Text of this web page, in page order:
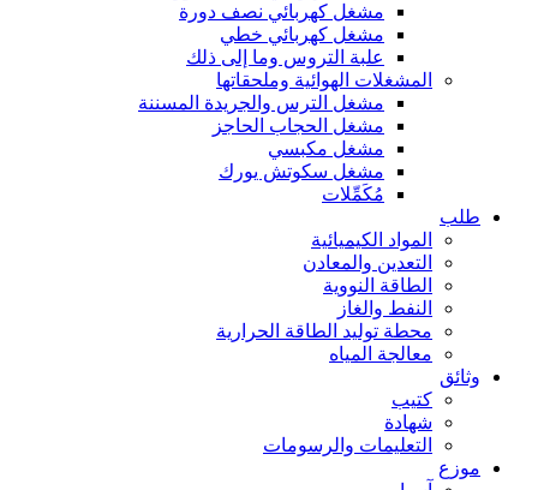
مشغل كهربائي نصف دورة
مشغل كهربائي خطي
علبة التروس وما إلى ذلك
المشغلات الهوائية وملحقاتها
مشغل الترس والجريدة المسننة
مشغل الحجاب الحاجز
مشغل مكبسي
مشغل سكوتش يورك
مُكَمِّلات
طلب
المواد الكيميائية
التعدين والمعادن
الطاقة النووية
النفط والغاز
محطة توليد الطاقة الحرارية
معالجة المياه
وثائق
كتيب
شهادة
التعليمات والرسومات
موزع